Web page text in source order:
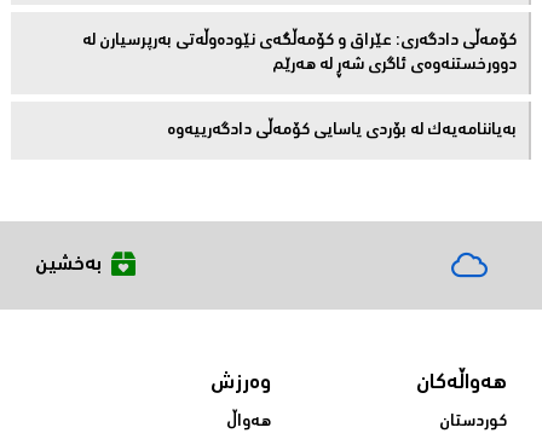
کۆمەڵى دادگەرى: عێراق و كۆمەڵگەی نێودەوڵەتی بەرپرسیارن لە
دوورخستنەوەى ئاگری شەڕ لە هەرێم
بەیاننامەیەک لە بۆردی یاسایی کۆمەڵی دادگەرییەوە
بەخشین
هەواڵەکان
کوردستان
وەرزش
هەواڵ